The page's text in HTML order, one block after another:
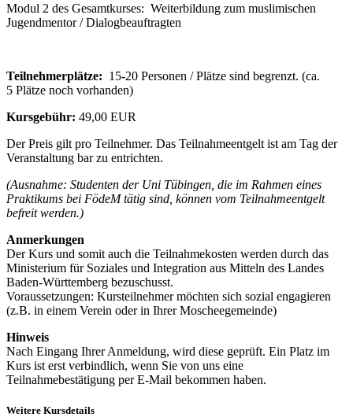
Modul 2 des Gesamtkurses: Weiterbildung zum muslimischen
Jugendmentor / Dialogbeauftragten
Teilnehmerplätze: 15-20 Personen / Plätze sind begrenzt. (ca.
5 Plätze noch vorhanden)
Kursgebühr: 49,00 EUR
Der Preis gilt pro Teilnehmer. Das Teilnahmeentgelt ist am Tag der
Veranstaltung bar zu entrichten.
(Ausnahme: Studenten der Uni Tübingen, die im Rahmen eines
Praktikums bei FödeM tätig sind, können vom Teilnahmeentgelt
befreit werden.)
Anmerkungen
Der Kurs und somit auch die Teilnahmekosten werden durch das
Ministerium für Soziales und Integration aus Mitteln des Landes
Baden-Württemberg bezuschusst.
Voraussetzungen: Kursteilnehmer möchten sich sozial engagieren
(z.B. in einem Verein oder in Ihrer Moscheegemeinde)
Hinweis
Nach Eingang Ihrer Anmeldung, wird diese geprüft. Ein Platz im
Kurs ist erst verbindlich, wenn Sie von uns eine
Teilnahmebestätigung per E-Mail bekommen haben.
Weitere Kursdetails